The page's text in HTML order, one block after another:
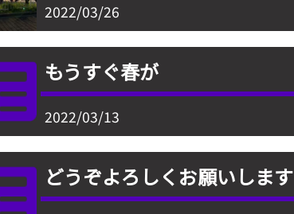
2022/03/26
もうすぐ春が
2022/03/13
どうぞよろしくお願いします